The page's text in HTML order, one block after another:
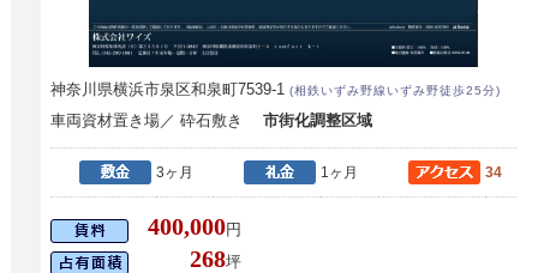
神奈川県横浜市泉区和泉町7539-1(相鉄いずみ野線いずみ野徒歩25分)
車両資材置き場／ 砕石敷き市街化調整区域
3ヶ月 1ヶ月 34
400,000円
268坪